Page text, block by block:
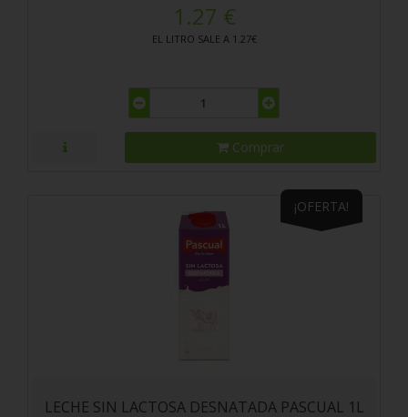
1.27 €
EL LITRO SALE A 1.27€
Comprar
¡OFERTA!
LECHE SIN LACTOSA DESNATADA PASCUAL 1L